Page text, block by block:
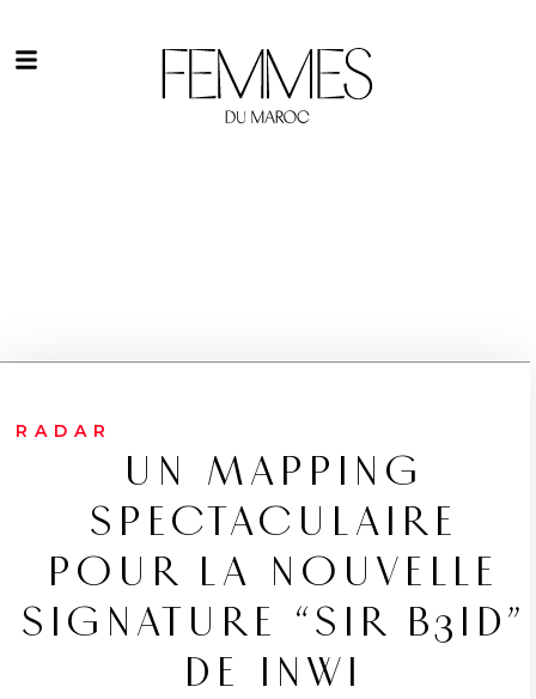
RADAR
UN MAPPING
SPECTACULAIRE
POUR LA NOUVELLE
SIGNATURE “SIR B3ID”
DE INWI